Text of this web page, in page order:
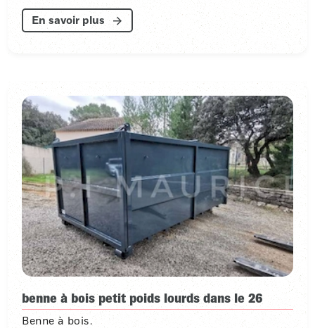
En savoir plus
benne à bois petit poids lourds dans le 26
Benne à bois.